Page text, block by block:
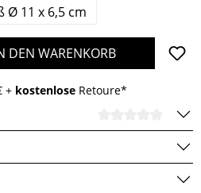
Ø 11 x 6,5 cm
den gewünschten
DEN WARENKORB
+ kostenlose Retoure*